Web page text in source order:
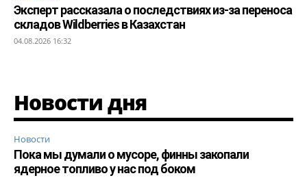
Эксперт рассказала о последствиях из-за переноса
складов Wildberries в Казахстан
04.08.2026 16:32
Новости дня
Новости
Пока мы думали о мусоре, финны закопали
ядерное топливо у нас под боком